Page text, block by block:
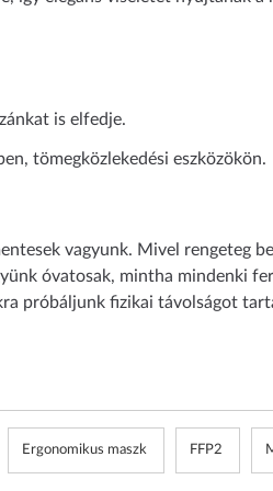
is elfedje.
tömegközlekedési eszközökön.
vagyunk. Mivel rengeteg
óvatosak, mintha mindenki
próbáljunk fizikai távolságot
Ergonomikus maszk FFP2